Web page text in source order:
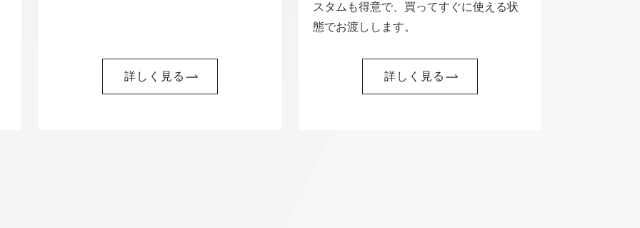
詳しく見る
スタムも得意で、買ってすぐに使える状
態でお渡しします。
詳しく見る